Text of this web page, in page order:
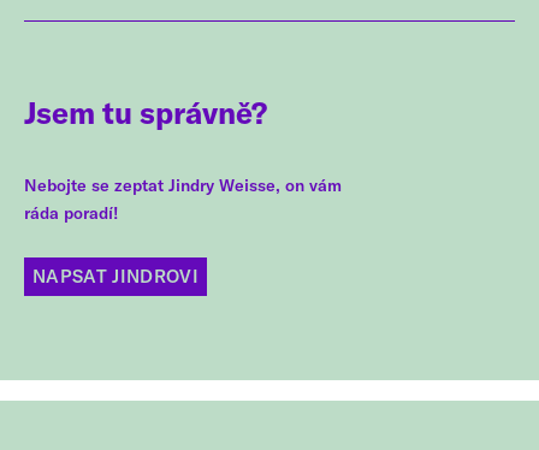
Jsem tu správně?
Nebojte se zeptat Jindry Weisse, on vám
ráda poradí!
NAPSAT JINDROVI